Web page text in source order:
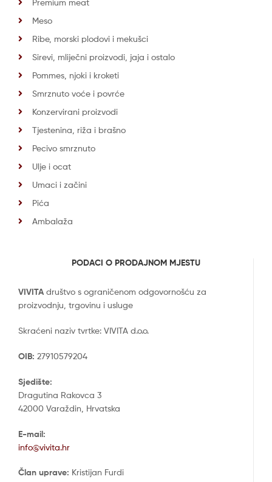
Premium meat
Meso
Ribe, morski plodovi i mekušci
Sirevi, mliječni proizvodi, jaja i ostalo
Pommes, njoki i kroketi
Smrznuto voće i povrće
Konzervirani proizvodi
Tjestenina, riža i brašno
Pecivo smrznuto
Ulje i ocat
Umaci i začini
Pića
Ambalaža
PODACI O PRODAJNOM MJESTU
VIVITA društvo s ograničenom odgovornošću za
proizvodnju, trgovinu i usluge
Skraćeni naziv tvrtke: VIVITA d.o.o.
OIB: 27910579204
Sjedište:
Dragutina Rakovca 3
42000 Varaždin, Hrvatska
E-mail:
info@vivita.hr
Član uprave: Kristijan Furdi